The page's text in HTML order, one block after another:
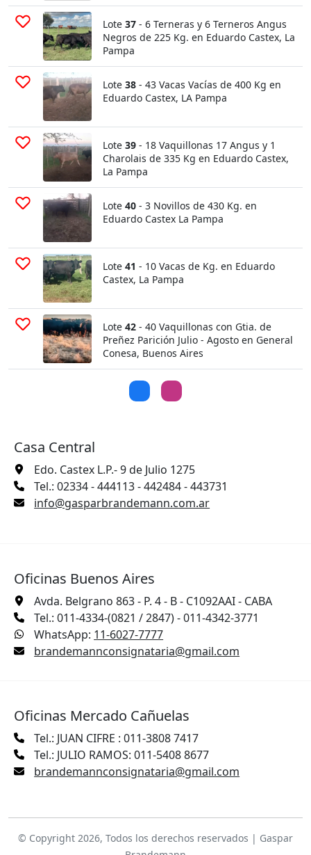
Lote 37 - 6 Terneras y 6 Terneros Angus
Negros de 225 Kg. en Eduardo Castex, La
Pampa
Lote 38 - 43 Vacas Vacías de 400 Kg en
Eduardo Castex, LA Pampa
Lote 39 - 18 Vaquillonas 17 Angus y 1
Charolais de 335 Kg en Eduardo Castex,
La Pampa
Lote 40 - 3 Novillos de 430 Kg. en
Eduardo Castex La Pampa
Lote 41 - 10 Vacas de Kg. en Eduardo
Castex, La Pampa
Lote 42 - 40 Vaquillonas con Gtia. de
Preñez Parición Julio - Agosto en General
Conesa, Buenos Aires
Casa Central
Edo. Castex L.P.- 9 de Julio 1275
Tel.: 02334 - 444113 - 442484 - 443731
info@gasparbrandemann.com.ar
Oficinas Buenos Aires
Avda. Belgrano 863 - P. 4 - B - C1092AAI - CABA
Tel.: 011-4334-(0821 / 2847) - 011-4342-3771
WhatsApp: 11-6027-7777
brandemannconsignataria@gmail.com
Oficinas Mercado Cañuelas
Tel.: JUAN CIFRE : 011-3808 7417
Tel.: JULIO RAMOS: 011-5408 8677
brandemannconsignataria@gmail.com
© Copyright 2026, Todos los derechos reservados | Gaspar